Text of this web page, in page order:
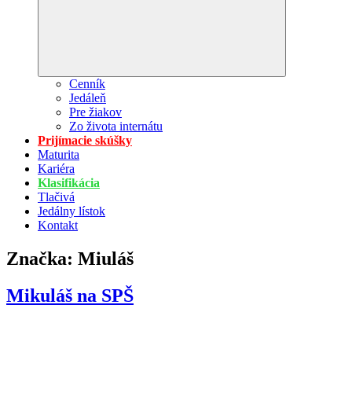
Cenník
Jedáleň
Pre žiakov
Zo života internátu
Prijímacie skúšky
Maturita
Kariéra
Klasifikácia
Tlačivá
Jedálny lístok
Kontakt
Značka: Miuláš
Mikuláš na SPŠ